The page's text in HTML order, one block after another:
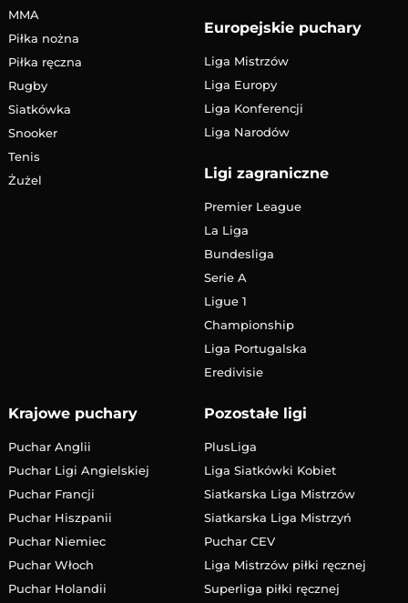
MMA
Piłka nożna
Piłka ręczna
Rugby
Siatkówka
Snooker
Tenis
Żużel
Europejskie puchary
Liga Mistrzów
Liga Europy
Liga Konferencji
Liga Narodów
Ligi zagraniczne
Premier League
La Liga
Bundesliga
Serie A
Ligue 1
Championship
Liga Portugalska
Eredivisie
Krajowe puchary
Puchar Anglii
Puchar Ligi Angielskiej
Puchar Francji
Puchar Hiszpanii
Puchar Niemiec
Puchar Włoch
Puchar Holandii
Pozostałe ligi
PlusLiga
Liga Siatkówki Kobiet
Siatkarska Liga Mistrzów
Siatkarska Liga Mistrzyń
Puchar CEV
Liga Mistrzów piłki ręcznej
Superliga piłki ręcznej